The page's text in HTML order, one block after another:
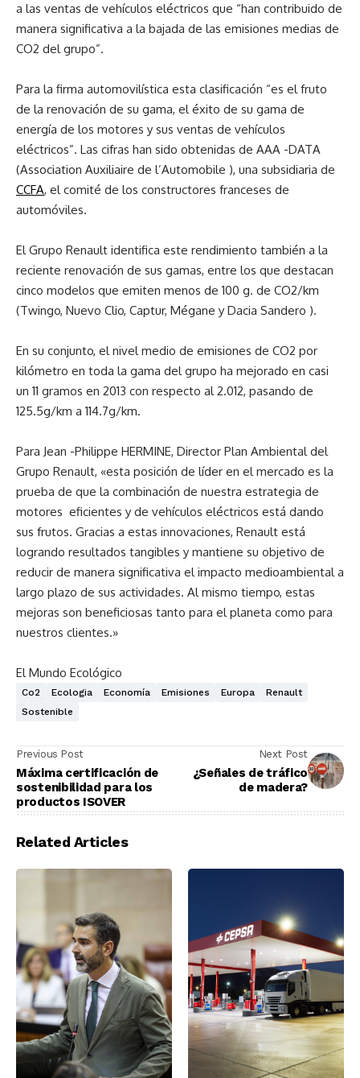
a las ventas de vehículos eléctricos que “han contribuido de
manera significativa a la bajada de las emisiones medias de
CO2 del grupo”.
Para la firma automovilística esta clasificación “es el fruto
de la renovación de su gama, el éxito de su gama de
energía de los motores y sus ventas de vehículos
eléctricos”. Las cifras han sido obtenidas de AAA -DATA
(Association Auxiliaire de l’Automobile ), una subsidiaria de
CCFA, el comité de los constructores franceses de
automóviles.
El Grupo Renault identifica este rendimiento también a la
reciente renovación de sus gamas, entre los que destacan
cinco modelos que emiten menos de 100 g. de CO2/km
(Twingo, Nuevo Clio, Captur, Mégane y Dacia Sandero ).
En su conjunto, el nivel medio de emisiones de CO2 por
kilómetro en toda la gama del grupo ha mejorado en casi
un 11 gramos en 2013 con respecto al 2.012, pasando de
125.5g/km a 114.7g/km.
Para Jean -Philippe HERMINE, Director Plan Ambiental del
Grupo Renault, «esta posición de líder en el mercado es la
prueba de que la combinación de nuestra estrategia de
motores eficientes y de vehículos eléctricos está dando
sus frutos. Gracias a estas innovaciones, Renault está
logrando resultados tangibles y mantiene su objetivo de
reducir de manera significativa el impacto medioambiental a
largo plazo de sus actividades. Al mismo tiempo, estas
mejoras son beneficiosas tanto para el planeta como para
nuestros clientes.»
El Mundo Ecológico
Co2 Ecologia Economía Emisiones Europa
Renault
Sostenible
Previous Post
Máxima certificación de
sostenibilidad para los
productos ISOVER
Next Post
¿Señales de tráfico
de madera?
Related Articles